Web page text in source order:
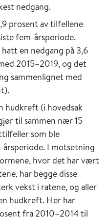
nedgang.
prosent av tilfellene
fem-årsperiode.
en nedgang på 3,6
2015–2019, og det
sammenlignet med
hudkreft (i hovedsak
til sammen nær 15
som ble
I motsetning
hvor det har vært
har begge disse
vekst i ratene, og aller
hudkreft. Her har
fra 2010–2014 til